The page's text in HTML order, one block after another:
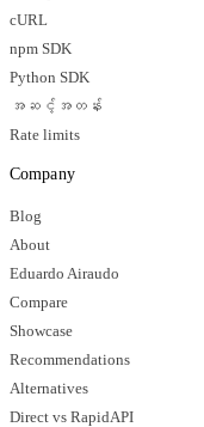
cURL
npm SDK
Python SDK
အဆင့်အတန်း
Rate limits
Company
Blog
About
Eduardo Airaudo
Compare
Showcase
Recommendations
Alternatives
Direct vs RapidAPI